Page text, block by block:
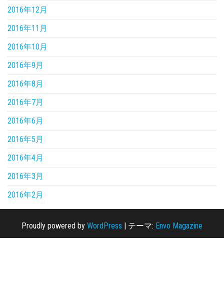
2016年12月
2016年11月
2016年10月
2016年9月
2016年8月
2016年7月
2016年6月
2016年5月
2016年4月
2016年3月
2016年2月
Proudly powered by WordPress | テーマ: Envo Magazine